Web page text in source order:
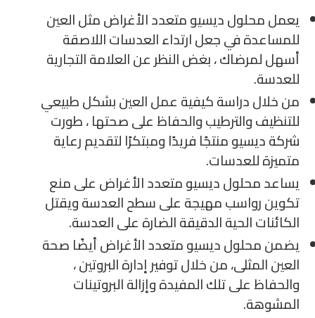
يعمل محلول ديسيو متعدد الأغراض مثل العين
للمساعدة في جعل ارتداء العدسات اللاصقة
أسهل لمرضاك ، بغض النظر عن العلامة التجارية
للعدسة.
من خلال دراسة كيفية عمل العين بشكل طبيعي
للتنظيف والترطيب والحفاظ على صحتها ، طورت
شركة ديسيو منتجًا فريدًا ومبتكرًا لتقديم رعاية
متميزة للعدسات.
يساعد محلول ديسيو متعدد الأغراض على منع
تكوين رواسب مهيجة على سطح العدسة ويقتل
الكائنات الحية الدقيقة الضارة على العدسة.
يضمن محلول ديسيو متعدد الأغراض أيضًا صحة
العين المثلى، من خلال توفير إدارة البروتين ،
والحفاظ على تلك المفيدة وإزالة البروتينات
المشوهة.